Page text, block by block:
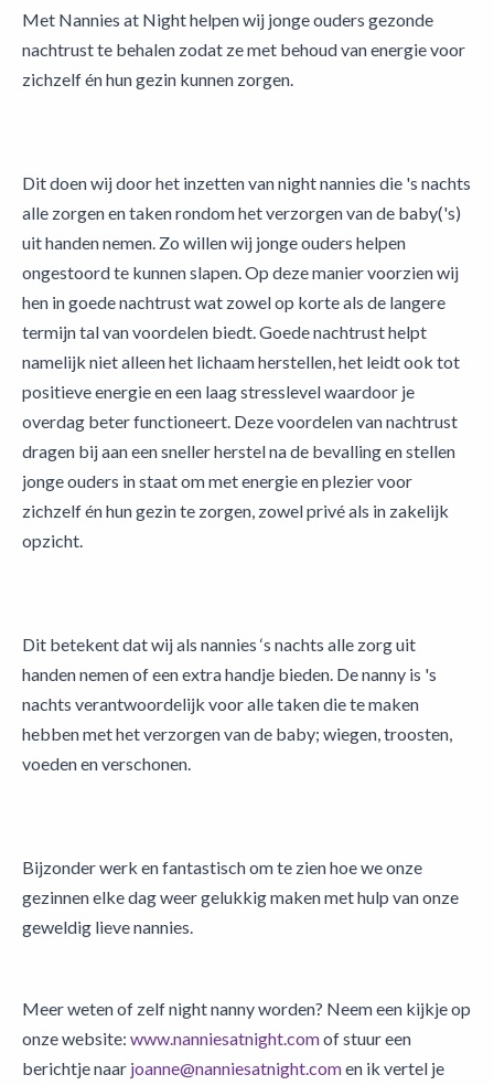
Met Nannies at Night helpen wij jonge ouders gezonde
nachtrust te behalen zodat ze met behoud van energie voor
zichzelf én hun gezin kunnen zorgen.
Dit doen wij door het inzetten van night nannies die 's nachts
alle zorgen en taken rondom het verzorgen van de baby('s)
uit handen nemen. Zo willen wij jonge ouders helpen
ongestoord te kunnen slapen. Op deze manier voorzien wij
hen in goede nachtrust wat zowel op korte als de langere
termijn tal van voordelen biedt. Goede nachtrust helpt
namelijk niet alleen het lichaam herstellen, het leidt ook tot
positieve energie en een laag stresslevel waardoor je
overdag beter functioneert. Deze voordelen van nachtrust
dragen bij aan een sneller herstel na de bevalling en stellen
jonge ouders in staat om met energie en plezier voor
zichzelf én hun gezin te zorgen, zowel privé als in zakelijk
opzicht.
Dit betekent dat wij als nannies ‘s nachts alle zorg uit
handen nemen of een extra handje bieden. De nanny is 's
nachts verantwoordelijk voor alle taken die te maken
hebben met het verzorgen van de baby; wiegen, troosten,
voeden en verschonen.
Bijzonder werk en fantastisch om te zien hoe we onze
gezinnen elke dag weer gelukkig maken met hulp van onze
geweldig lieve nannies.
Meer weten of zelf night nanny worden? Neem een kijkje op
onze website: www.nanniesatnight.comof stuur een
berichtje naar joanne@nanniesatnight.comen ik vertel je